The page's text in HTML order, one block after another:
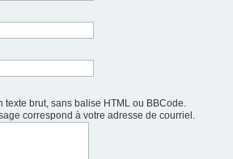
texte brut, sans balise HTML ou BBCode.
correspond à votre adresse de courriel.